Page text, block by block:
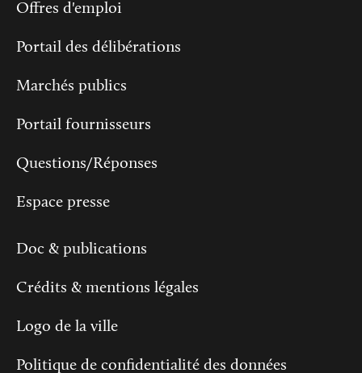
Offres d'emploi
Portail des délibérations
Marchés publics
Portail fournisseurs
Questions/Réponses
Espace presse
Doc & publications
Crédits & mentions légales
Logo de la ville
Politique de confidentialité des données